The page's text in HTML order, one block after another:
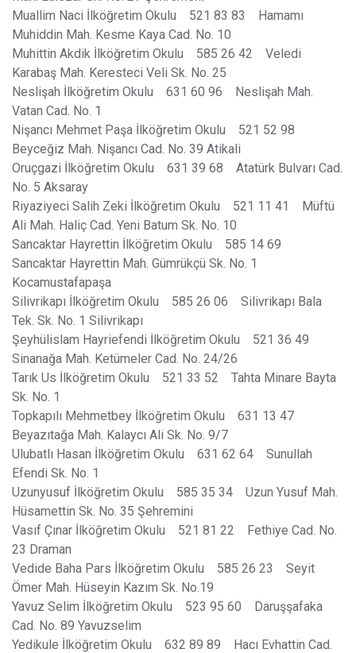
Muallim Naci İlköğretim Okulu 521 83 83 Hamamı
Muhiddin Mah. Kesme Kaya Cad. No. 10
Muhittin Akdik İlköğretim Okulu 585 26 42 Veledi
Karabaş Mah. Keresteci Veli Sk. No. 25
Neslişah İlköğretim Okulu 631 60 96 Neslişah Mah.
Vatan Cad. No. 1
Nişancı Mehmet Paşa İlköğretim Okulu 521 52 98
Beyceğiz Mah. Nişancı Cad. No. 39 Atikali
Oruçgazi İlköğretim Okulu 631 39 68 Atatürk Bulvarı Cad.
No. 5 Aksaray
Riyaziyeci Salih Zeki İlköğretim Okulu 521 11 41 Müftü
Ali Mah. Haliç Cad. Yeni Batum Sk. No. 10
Sancaktar Hayrettin İlköğretim Okulu 585 14 69
Sancaktar Hayrettin Mah. Gümrükçü Sk. No. 1
Kocamustafapaşa
Silivrikapı İlköğretim Okulu 585 26 06 Silivrikapı Bala
Tek. Sk. No. 1 Silivrikapı
Şeyhülislam Hayriefendi İlköğretim Okulu 521 36 49
Sinanağa Mah. Ketümeler Cad. No. 24/26
Tarık Us İlköğretim Okulu 521 33 52 Tahta Minare Bayta
Sk. No. 1
Topkapılı Mehmetbey İlköğretim Okulu 631 13 47
Beyazıtağa Mah. Kalaycı Ali Sk. No. 9/7
Ulubatlı Hasan İlköğretim Okulu 631 62 64 Sunullah
Efendi Sk. No. 1
Uzunyusuf İlköğretim Okulu 585 35 34 Uzun Yusuf Mah.
Hüsamettin Sk. No. 35 Şehremini
Vasıf Çınar İlköğretim Okulu 521 81 22 Fethiye Cad. No.
23 Draman
Vedide Baha Pars İlköğretim Okulu 585 26 23 Seyit
Ömer Mah. Hüseyin Kazım Sk. No.19
Yavuz Selim İlköğretim Okulu 523 95 60 Daruşşafaka
Cad. No. 89 Yavuzselim
Yedikule İlköğretim Okulu 632 89 89 Hacı Evhattin Cad.